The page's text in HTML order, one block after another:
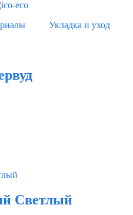
Укладка и уход
Светлый